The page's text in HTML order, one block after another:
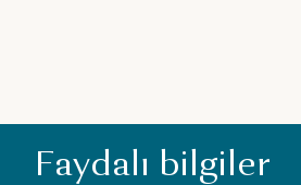
Faydalı bilgiler